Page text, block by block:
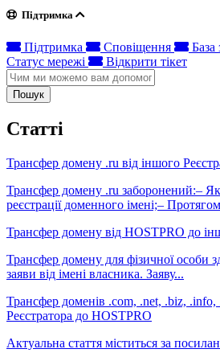
Підтримка
Підтримка Сповіщення База
Статус мережі
Відкрити тікет
Пошук
Статті
Трансфер домену .ru від іншого
Трансфер домену .ru заборонений:–
реєстрації доменного імені;–
Трансфер домену від HOSTPRO до
Трансфер домену для фізичної особи
заяви від імені власника. Заяву...
Трансфер доменів .com, .net, .biz, .info,
Реєстратора до HOSTPRO
Актуальна стаття міститься за